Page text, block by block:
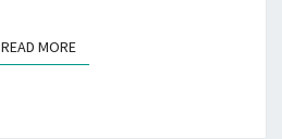
READ MOREREAD MORE